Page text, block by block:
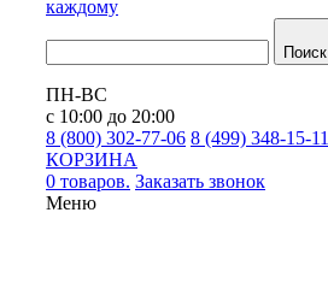
каждому
Поиск
ПН-ВС
с 10:00 до 20:00
8 (800) 302-77-06 8 (499) 348-15-11
КОРЗИНА
0 товаров. Заказать звонок
Меню